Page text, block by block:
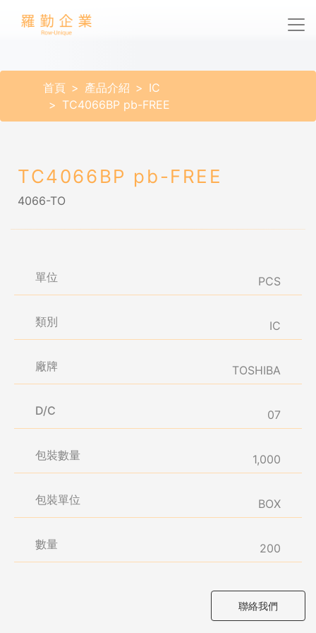
首頁 產品介紹
IC
TC4066BP pb-FREE
TC4066BP pb-FREE
4066-TO
單位 PCS
類別 IC
廠牌 TOSHIBA
D/C 07
包裝數量 1,000
包裝單位 BOX
數量 200
聯絡我們